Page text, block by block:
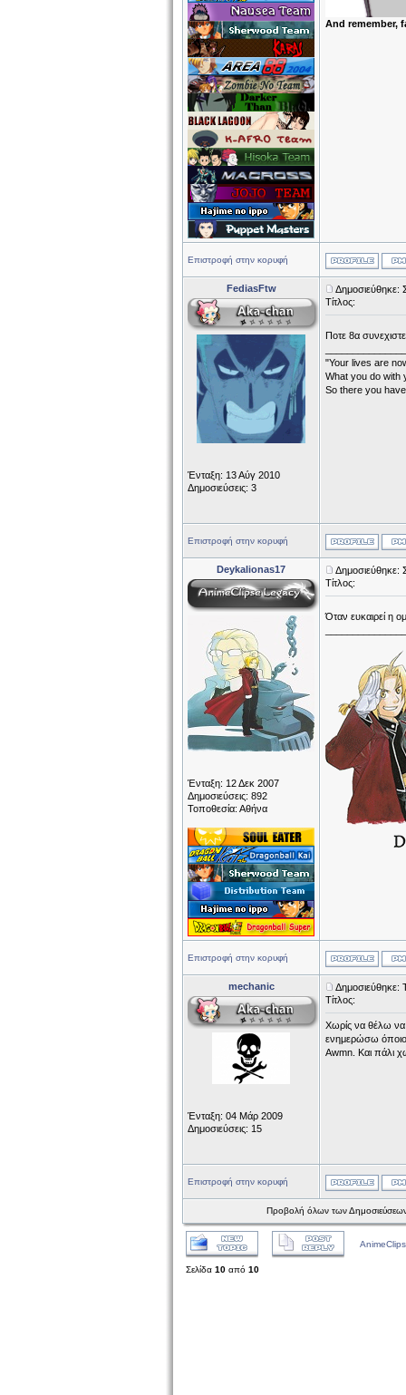
And remember,
Επιστροφή στην κορυφή
FediasFtw
Ένταξη: 13 Αύγ 2010
Δημοσιεύσεις: 3
Δημοσιεύθηκε:
Τίτλος:
Ποτε 8α
"Your lives are
What you do with
So there you
Επιστροφή στην κορυφή
Deykalionas17
Ένταξη: 12 Δεκ 2007
Δημοσιεύσεις: 892
Τοποθεσία: Αθήνα
Δημοσιεύθηκε:
Τίτλος:
Όταν ευκαιρεί η
Επιστροφή στην κορυφή
mechanic
Ένταξη: 04 Μάρ 2009
Δημοσιεύσεις: 15
Δημοσιεύθηκε:
Τίτλος:
Χωρίς να θέλω να
ενημερώσω όποιον
Awmn. Και πάλι
Επιστροφή στην κορυφή
Προβολή όλων των
Σελίδα 10 από 10